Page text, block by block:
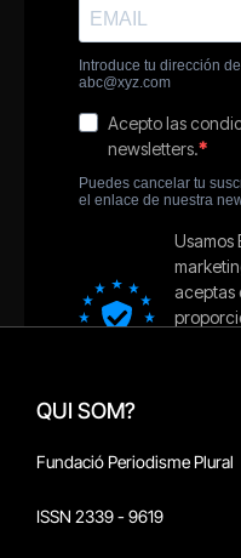
QUI SOM?
Fundació Periodisme Plural
ISSN 2339 - 9619